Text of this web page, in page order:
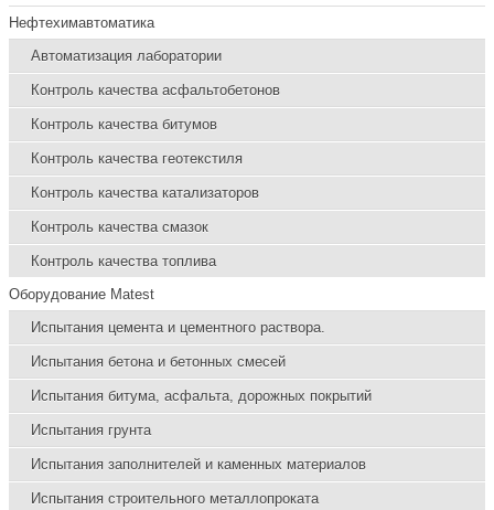
Нефтехимавтоматика
Автоматизация лаборатории
Контроль качества асфальтобетонов
Контроль качества битумов
Контроль качества геотекстиля
Контроль качества катализаторов
Контроль качества смазок
Контроль качества топлива
Оборудование Matest
Испытания цемента и цементного раствора.
Испытания бетона и бетонных смесей
Испытания битума, асфальта, дорожных покрытий
Испытания грунта
Испытания заполнителей и каменных материалов
Испытания строительного металлопроката